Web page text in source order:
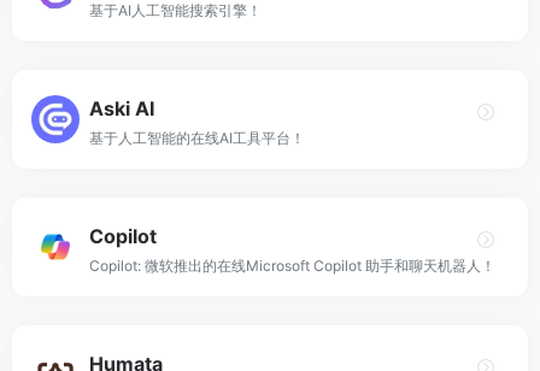
基于AI人工智能搜索引擎！
Aski AI
基于人工智能的在线AI工具平台！
Copilot
Copilot: 微软推出的在线Microsoft Copilot 助手和聊天机器人！
Humata